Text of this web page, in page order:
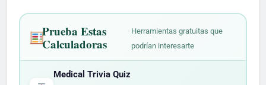
Prueba Estas
Calculadoras
Herramientas gratuitas que
podrían interesarte
Medical Trivia Quiz